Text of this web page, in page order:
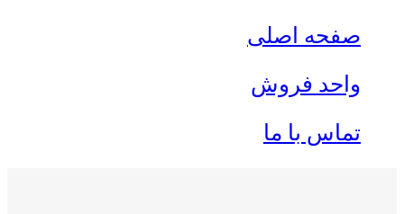
صفحه اصلی
واحد فروش
تماس با ما